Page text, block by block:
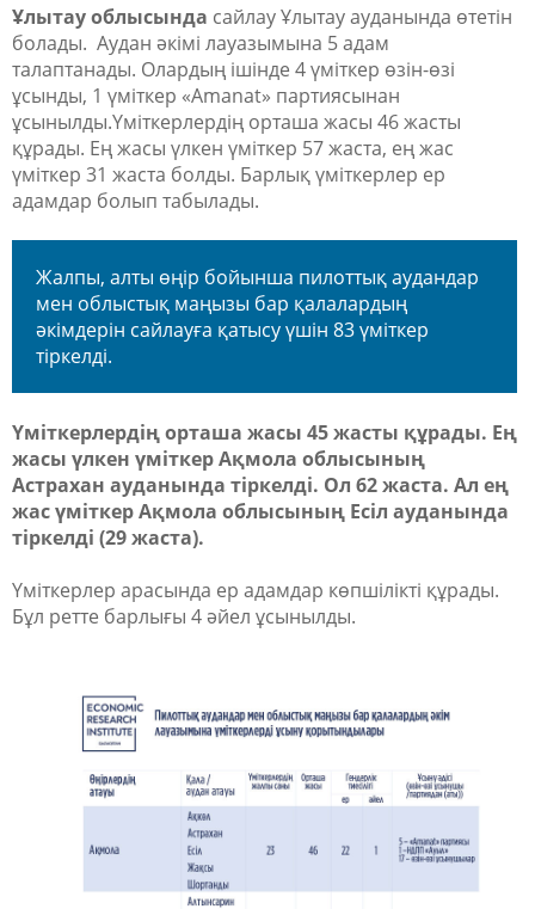
Ұлытау облысында сайлау Ұлытау ауданында өтетін
болады. Аудан әкімі лауазымына 5 адам
талаптанады. Олардың ішінде 4 үміткер өзін-өзі
ұсынды, 1 үміткер «Amanat» партиясынан
ұсынылды.Үміткерлердің орташа жасы 46 жасты
құрады. Ең жасы үлкен үміткер 57 жаста, ең жас
үміткер 31 жаста болды. Барлық үміткерлер ер
адамдар болып табылады.
Жалпы, алты өңір бойынша пилоттық аудандар
мен облыстық маңызы бар қалалардың
әкімдерін сайлауға қатысу үшін 83 үміткер
тіркелді.
Үміткерлердің орташа жасы 45 жасты құрады. Ең
жасы үлкен үміткер Ақмола облысының
Астрахан ауданында тіркелді. Ол 62 жаста. Ал ең
жас үміткер Ақмола облысының Есіл ауданында
тіркелді (29 жаста).
Үміткерлер арасында ер адамдар көпшілікті құрады.
Бұл ретте барлығы 4 әйел ұсынылды.